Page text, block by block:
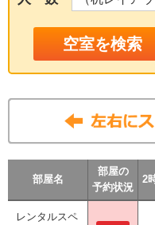
部屋名
部屋の
予約状況
2
部屋名
部屋の
予約状況
2
部屋名
部屋の
予約状況
2
​レンタルスペ
部屋名
部屋の
予約状況
2
​レンタルスペ